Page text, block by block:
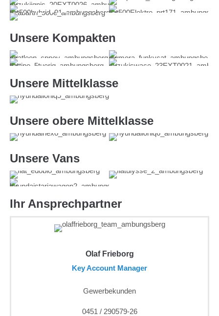
Suzuki Ignis
Fiat Panda
Fiat 500 Hybrid
Fiat 500 Elektro
Abarth 500e
Unsere Kompakten
SEAT Leon
GWM ORA 03
FIAT Tipo 5-Türer
Suzuki Swace
Unsere Mittelklasse
Hyundai Ioniq 5
Unsere obere Mittelklasse
Hyundai Nexo Hyundai Ioniq 6
Unsere Vans
FIAT E-Doblo
FIAT Ulysse
Hyundai Staria Wagon
Ihr Ansprechpartner
Olaf Frieborg
Key Account Manager
Gewerbekunden
0451 / 290579-26